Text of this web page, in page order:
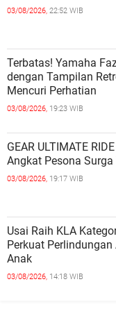
03/08/2026, 22:52 WIB
Terbatas! Yamaha
dengan Tampilan
Mencuri Perhatian
03/08/2026, 19:23 WIB
GEAR ULTIMATE
Angkat Pesona
03/08/2026, 19:17 WIB
Usai Raih KLA
Perkuat
Anak
03/08/2026, 14:18 WIB